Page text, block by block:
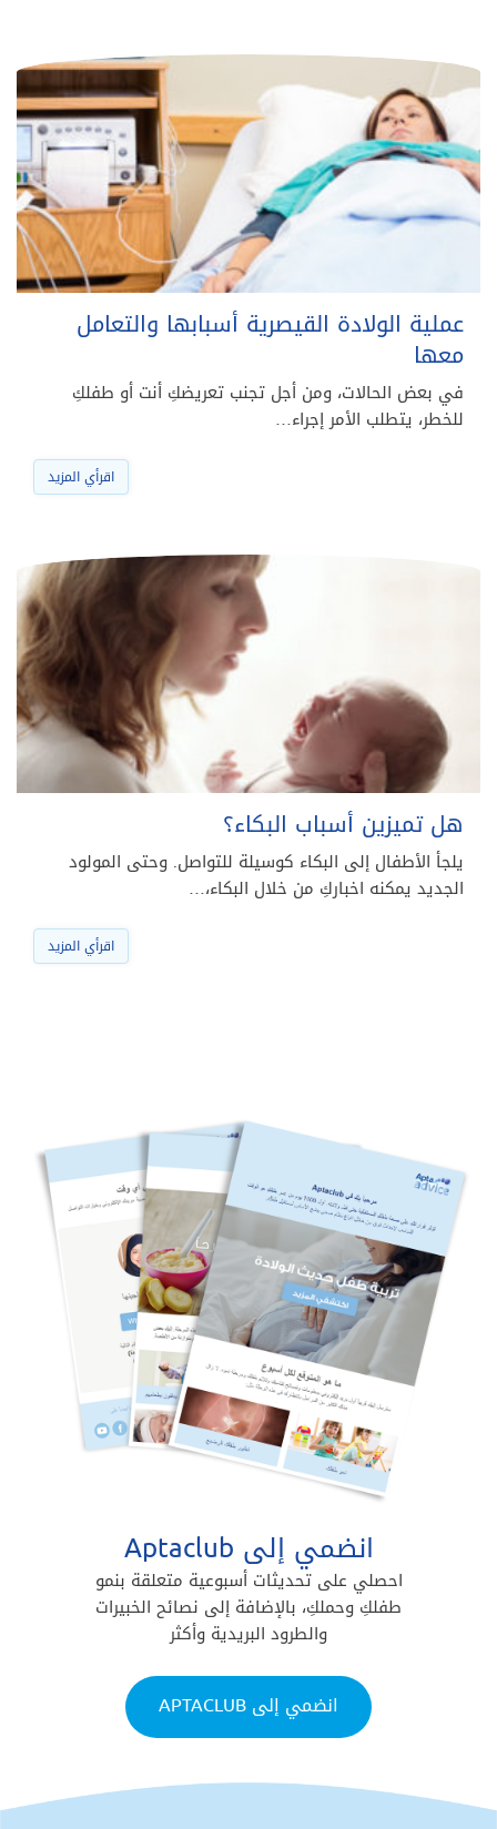
عملية الولادة القيصرية أسبابها والتعامل
معها
في بعض الحالات، ومن أجل تجنب تعريضكِ أنت أو طفلكِ
للخطر، يتطلب الأمر إجراء…
اقرأي المزيد
هل تميزين أسباب البكاء؟
يلجأ الأطفال إلى البكاء كوسيلة للتواصل. وحتى المولود
الجديد يمكنه اخباركِ من خلال البكاء،…
اقرأي المزيد
انضمي إلى Aptaclub
احصلي على تحديثات أسبوعية متعلقة بنمو
طفلكِ وحملكِ، بالإضافة إلى نصائح الخبيرات
والطرود البريدية وأكثر
انضمي إلى APTACLUB